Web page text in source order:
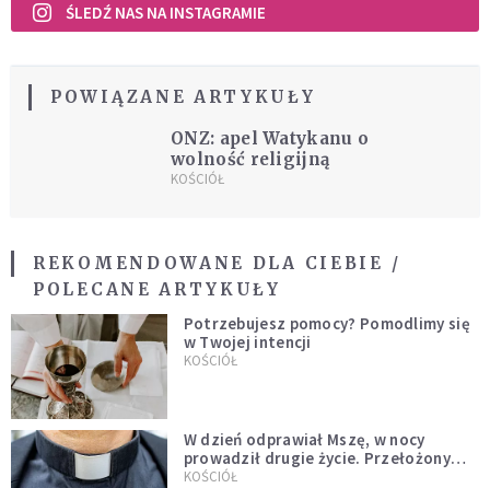
ŚLEDŹ NAS NA INSTAGRAMIE
POWIĄZANE ARTYKUŁY
ONZ: apel Watykanu o
wolność religijną
KOŚCIÓŁ
REKOMENDOWANE DLA CIEBIE /
POLECANE ARTYKUŁY
Potrzebujesz pomocy? Pomodlimy się
w Twojej intencji
KOŚCIÓŁ
W dzień odprawiał Mszę, w nocy
prowadził drugie życie. Przełożony
kazał mu opuścić zakon
KOŚCIÓŁ